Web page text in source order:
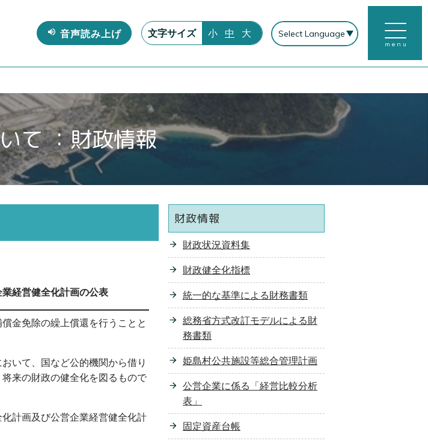
文字サイズ 小 中 大
menu
て ：財政情報
経営健全化計画の公表
金免除の繰上償還を行うことと
いて、国など公的機関から借り
来の財政の健全化を図るもので
計画及び公営企業経営健全化計
財政情報
財政状況資料集
財政健全化指標
統一的な基準による財務書類
総務省方式改訂モデルによる財
務書類
姫島村公共施設等総合管理計画
公営企業に係る「経営比較分析
表」
固定資産台帳